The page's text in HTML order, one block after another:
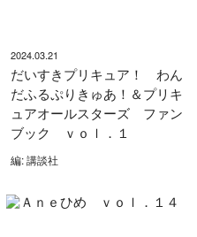
2024.03.21
だいすきプリキュア！ わん
だふるぷりきゅあ！＆プリキ
ュアオールスターズ ファン
ブック ｖｏｌ．１
編: 講談社